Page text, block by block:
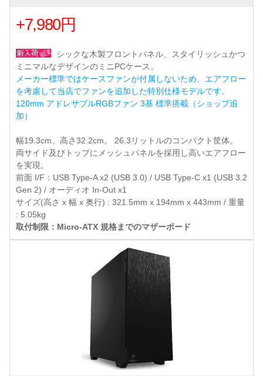
+7,980円
シックな木製フロントパネル、スタイリッシュかつ
ミニマルなデザインのミニPCケース。
メーカー標準ではケースファンが付属しないため、エアフロー
を考慮して当店でファンを追加した特別仕様モデルです。
120mm アドレサブルRGBファン 3基 標準搭載（ショップ追
加）
幅19.3cm、高さ32.2cm。 26.3リットルのコンパクト筐体。
両サイド及びトップにメッシュパネルを採用し高いエアフロー
を実現。
前面 I/F：USB Type-A x2 (USB 3.0) / USB Type-C x1 (USB 3.2
Gen 2) / オーディオ In-Out x1
サイズ(高さ x 幅 x 奥行) : 321.5mm x 194mm x 443mm / 重量
: 5.05kg
取付制限：Micro-ATX 規格までのマザーボード